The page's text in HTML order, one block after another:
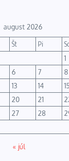
august 2026
Št Pi
1
6 7 8
13 14
20 21
27 28
« júl